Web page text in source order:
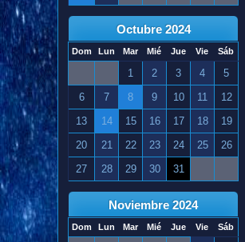
Octubre 2024
Dom Lun Mar Mié Jue Vie Sáb
1 2 3 4
5
6
7 8 9 10 11
12
13
14 15 16 17 18
19
20
21 22 23 24 25
26
27
28 29 30 31
Noviembre 2024
Dom Lun Mar Mié Jue Vie Sáb